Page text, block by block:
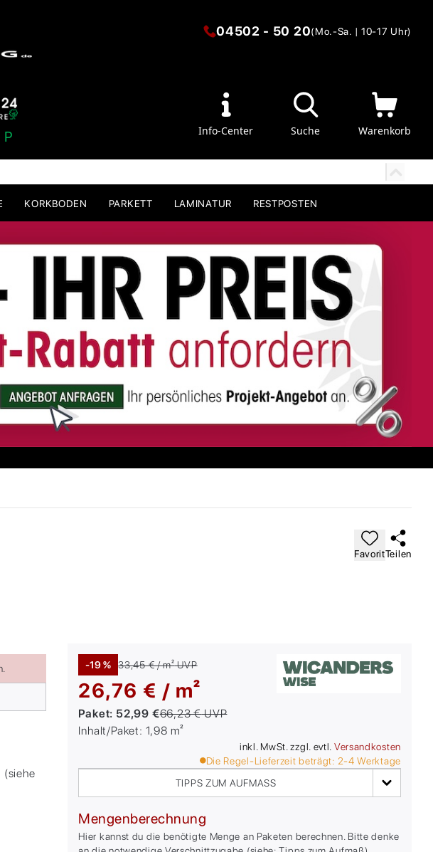
04502 - 50 20(Mo.-Sa. | 10-17 Uhr)
Info-Center Suche Warenkorb
KORKBODEN PARKETT LAMINATUR RESTPOSTEN
FavoritTeilen
(siehe
-19 % 33,45 € / m²UVP
26,76 € / m²
Paket: 52,99 €66,23 €UVP
Inhalt/Paket: 1,98 m²
inkl. MwSt. zzgl. evtl. Versandkosten
Die Regel-Lieferzeit beträgt: 2-4 Werktage
TIPPS ZUM AUFMASS
Mengenberechnung
Hier kannst du die benötigte Menge an Paketen berechnen. Bitte denke